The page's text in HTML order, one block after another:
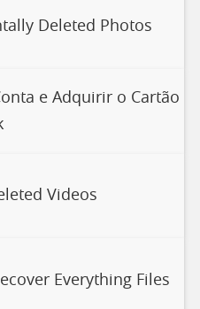
Deleted Photos
e Adquirir o Cartão
Videos
Everything Files